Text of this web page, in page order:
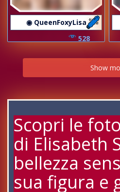
◉ QueenFoxyLisa
528
Show
Scopri le
di Elisabeth
bellezza
sua figura e